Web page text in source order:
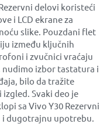
delovi koristeći
i LCD ekrane za
slike. Pouzdani flet
između ključnih
i zvučnici vraćaju
nudimo izbor tastatura i
bilo da tražite
Svaki deo je
sa Vivo Y30 Rezervni
dugotrajnu upotrebu.